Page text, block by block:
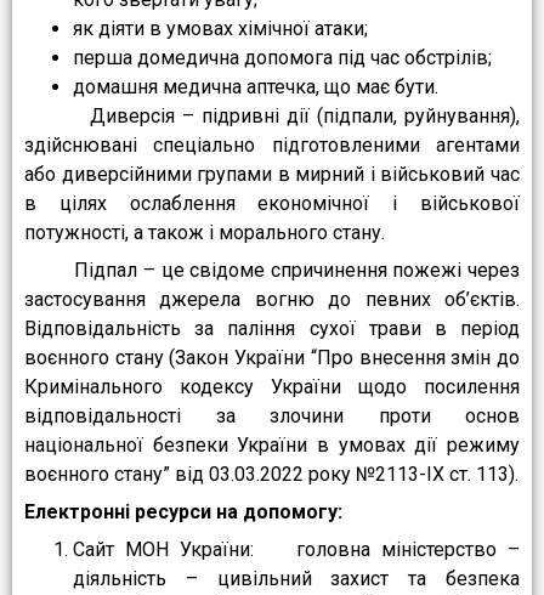
як діяти в умовах хімічної атаки;
перша домедична допомога під час обстрілів;
домашня медична аптечка, що має бути.
Диверсія – підривні дії (підпали, руйнування),
здійснювані спеціально підготовленими агентами
або диверсійними групами в мирний і військовий час
в цілях ослаблення економічної і військової
потужності, а також і морального стану.
Підпал – це свідоме спричинення пожежі через
застосування джерела вогню до певних об’єктів.
Відповідальність за паління сухої трави в період
воєнного стану (Закон України “Про внесення змін до
Кримінального кодексу України щодо посилення
відповідальності за злочини проти основ
національної безпеки України в умовах дії режиму
воєнного стану” від 03.03.2022 року №2113-ІХ ст. 113).
Електронні ресурси на допомогу:
Сайт МОН України: головна міністерство –
діяльність – цивільний захист та безпека